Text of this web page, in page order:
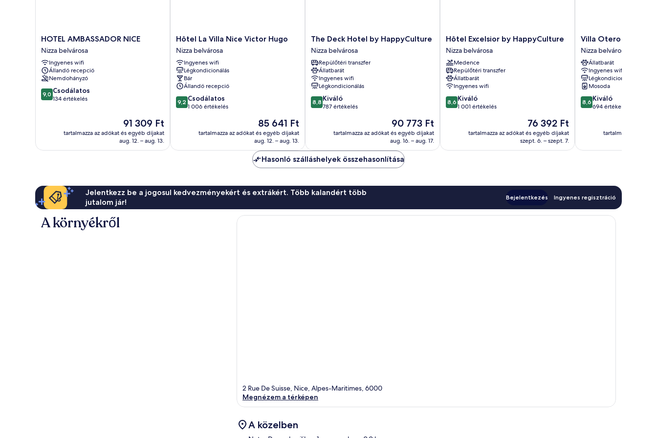
HOTEL
AMBASSADOR
NICE
Nizza
belvárosa
HOTEL AMBASSADOR NICE
Nizza belvárosa
Ingyenes wifi
Állandó recepció
Nemdohányzó
9.0
ennyiből:
értékelés
9,0 Csodálatos
134 értékelés
Az
ár
91 309 Ft
91 309 Ft
tartalmazza az adókat és egyéb díjakat
aug. 12. – aug. 13.
Hôtel
La
Villa
Nice
Victor
Hugo
Nizza
belvárosa
Hôtel La Villa Nice Victor Hugo
Nizza belvárosa
Ingyenes wifi
Légkondicionálás
Bár
Állandó recepció
9.2
ennyiből:
9,2 Csodálatos
1 006 értékelés
Az
ár
85 641 Ft
85 641 Ft
tartalmazza az adókat és egyéb díjakat
aug. 12. – aug. 13.
The
Deck
Hotel
by
HappyCulture
Nizza
belvárosa
The Deck Hotel by HappyCulture
Nizza belvárosa
Repülőtéri transzfer
Állatbarát
Ingyenes wifi
Légkondicionálás
8.8
ennyiből:
8,8 Kiváló
787 értékelés
Az
ár
90 773 Ft
90 773 Ft
tartalmazza az adókat és egyéb díjakat
aug. 16. – aug. 17.
Hôtel
Excelsior
by
HappyCulture
Nizza
belvárosa
Hôtel Excelsior by HappyCulture
Nizza belvárosa
Medence
Repülőtéri transzfer
Állatbarát
Ingyenes wifi
8.6
ennyiből:
8,6 Kiváló
1 001 értékelés
Az
ár
76 392 Ft
76 392 Ft
tartalmazza az adókat és egyéb díjakat
szept. 6. – szept. 7.
Villa
Otero
by
Happyculture
Nizza
belvárosa
Villa Otero by
Nizza belvárosa
Állatbarát
Ingyenes wifi
Légkondicionálás
Mosoda
8.6
ennyiből:
8,6 Kiváló
694 értékelés
tartalmazza az
Hasonló szálláshelyek összehasonlítása
Jelentkezz be a jogosul kedvezményekért és extrákért. Több kalandért több
jutalom jár!
Bejelentkezés Ingyenes regisztráció
A környékről
2 Rue De Suisse, Nice, Alpes-Maritimes, 6000
Megnézem a térképen
A közelben